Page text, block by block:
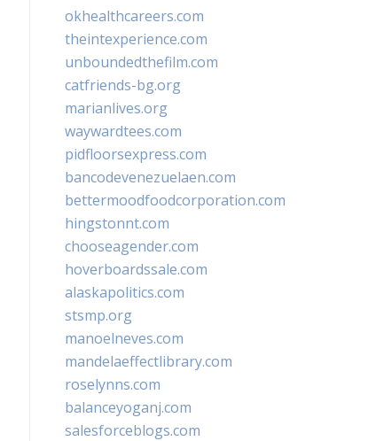
okhealthcareers.com
theintexperience.com
unboundedthefilm.com
catfriends-bg.org
marianlives.org
waywardtees.com
pidfloorsexpress.com
bancodevenezuelaen.com
bettermoodfoodcorporation.com
hingstonnt.com
chooseagender.com
hoverboardssale.com
alaskapolitics.com
stsmp.org
manoelneves.com
mandelaeffectlibrary.com
roselynns.com
balanceyoganj.com
salesforceblogs.com